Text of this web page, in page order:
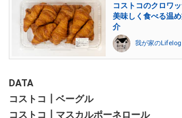
コストコのクロワ
美味しく食べる温
介
我が家のLifelog
DATA
コストコ┃ベーグル
コストコ┃マスカルポーネロール